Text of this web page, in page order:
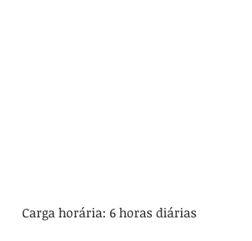
Carga horária: 6 horas diárias